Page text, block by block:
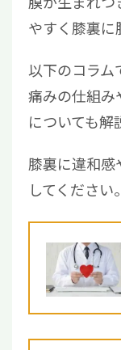
やすく膝裏に
以下のコラム
痛みの仕組み
についても解
膝裏に違和
してください。